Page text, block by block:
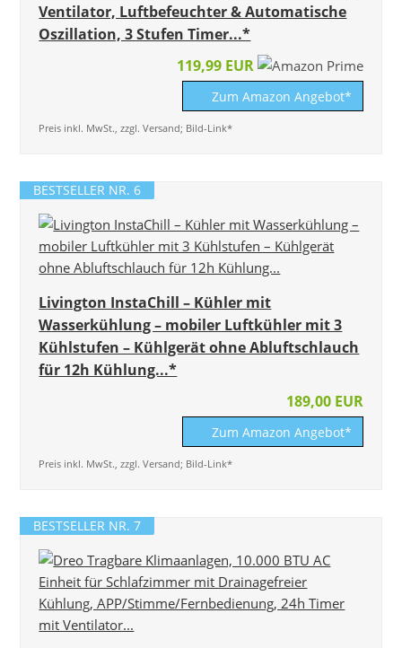
Ventilator, Luftbefeuchter & Automatische
Oszillation, 3 Stufen Timer...*
119,99 EUR
Zum Amazon Angebot*
Preis inkl. MwSt., zzgl. Versand; Bild-Link*
BESTSELLER NR. 6
Livington InstaChill – Kühler mit
Wasserkühlung – mobiler Luftkühler mit 3
Kühlstufen – Kühlgerät ohne Abluftschlauch
für 12h Kühlung...*
189,00 EUR
Zum Amazon Angebot*
Preis inkl. MwSt., zzgl. Versand; Bild-Link*
BESTSELLER NR. 7